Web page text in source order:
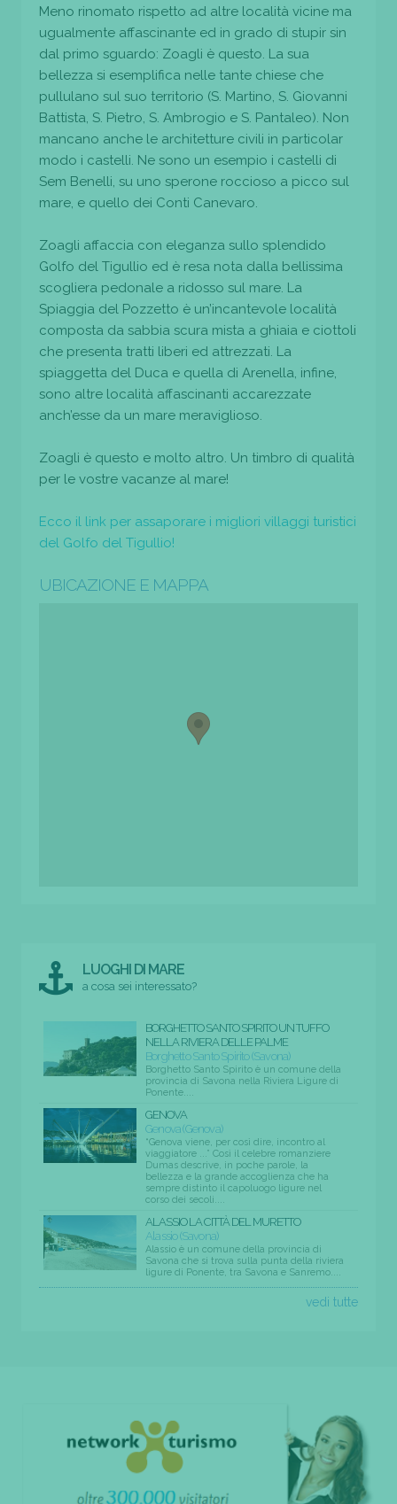
Meno rinomato rispetto ad altre località vicine ma
ugualmente affascinante ed in grado di stupir sin
dal primo sguardo: Zoagli è questo. La sua
bellezza si esemplifica nelle tante chiese che
pullulano sul suo territorio (S. Martino, S. Giovanni
Battista, S. Pietro, S. Ambrogio e S. Pantaleo). Non
mancano anche le architetture civili in particolar
modo i castelli. Ne sono un esempio i castelli di
Sem Benelli, su uno sperone roccioso a picco sul
mare, e quello dei Conti Canevaro.
Zoagli affaccia con eleganza sullo splendido
Golfo del Tigullio ed è resa nota dalla bellissima
scogliera pedonale a ridosso sul mare. La
Spiaggia del Pozzetto è un’incantevole località
composta da sabbia scura mista a ghiaia e ciottoli
che presenta tratti liberi ed attrezzati. La
spiaggetta del Duca e quella di Arenella, infine,
sono altre località affascinanti accarezzate
anch’esse da un mare meraviglioso.
Zoagli è questo e molto altro. Un timbro di qualità
per le vostre vacanze al mare!
Ecco il link per assaporare i migliori villaggi turistici
del Golfo del Tigullio!
UBICAZIONE E MAPPA
LUOGHI DI MARE
a cosa sei interessato?
BORGHETTO SANTO SPIRITO UN TUFFO
NELLA RIVIERA DELLE PALME
Borghetto Santo Spirito (Savona)
Borghetto Santo Spirito è un comune della
provincia di Savona nella Riviera Ligure di
Ponente....
GENOVA
Genova (Genova)
“Genova viene, per così dire, incontro al
viaggiatore ...” Così il celebre romanziere
Dumas descrive, in poche parole, la
bellezza e la grande accoglienza che ha
sempre distinto il capoluogo ligure nel
corso dei secoli....
ALASSIO LA CITTÀ DEL MURETTO
Alassio (Savona)
Alassio è un comune della provincia di
Savona che si trova sulla punta della riviera
ligure di Ponente, tra Savona e Sanremo....
vedi tutte